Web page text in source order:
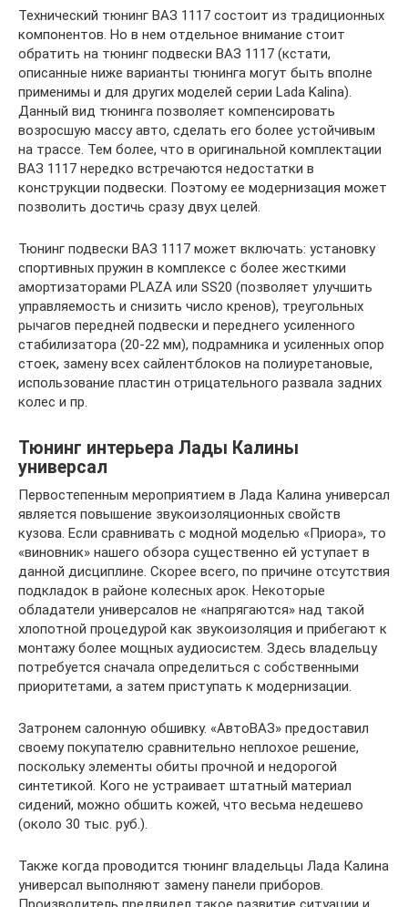
Технический тюнинг ВАЗ 1117 состоит из традиционных
компонентов. Но в нем отдельное внимание стоит
обратить на тюнинг подвески ВАЗ 1117 (кстати,
описанные ниже варианты тюнинга могут быть вполне
применимы и для других моделей серии Lada Kalina).
Данный вид тюнинга позволяет компенсировать
возросшую массу авто, сделать его более устойчивым
на трассе. Тем более, что в оригинальной комплектации
ВАЗ 1117 нередко встречаются недостатки в
конструкции подвески. Поэтому ее модернизация может
позволить достичь сразу двух целей.
Тюнинг подвески ВАЗ 1117 может включать: установку
спортивных пружин в комплексе с более жесткими
амортизаторами PLAZA или SS20 (позволяет улучшить
управляемость и снизить число кренов), треугольных
рычагов передней подвески и переднего усиленного
стабилизатора (20-22 мм), подрамника и усиленных опор
стоек, замену всех сайлентблоков на полиуретановые,
использование пластин отрицательного развала задних
колес и пр.
Тюнинг интерьера Лады Калины
универсал
Первостепенным мероприятием в Лада Калина универсал
является повышение звукоизоляционных свойств
кузова. Если сравнивать с модной моделью «Приора», то
«виновник» нашего обзора существенно ей уступает в
данной дисциплине. Скорее всего, по причине отсутствия
подкладок в районе колесных арок. Некоторые
обладатели универсалов не «напрягаются» над такой
хлопотной процедурой как звукоизоляция и прибегают к
монтажу более мощных аудиосистем. Здесь владельцу
потребуется сначала определиться с собственными
приоритетами, а затем приступать к модернизации.
Затронем салонную обшивку. «АвтоВАЗ» предоставил
своему покупателю сравнительно неплохое решение,
поскольку элементы обиты прочной и недорогой
синтетикой. Кого не устраивает штатный материал
сидений, можно обшить кожей, что весьма недешево
(около 30 тыс. руб.).
Также когда проводится тюнинг владельцы Лада Калина
универсал выполняют замену панели приборов.